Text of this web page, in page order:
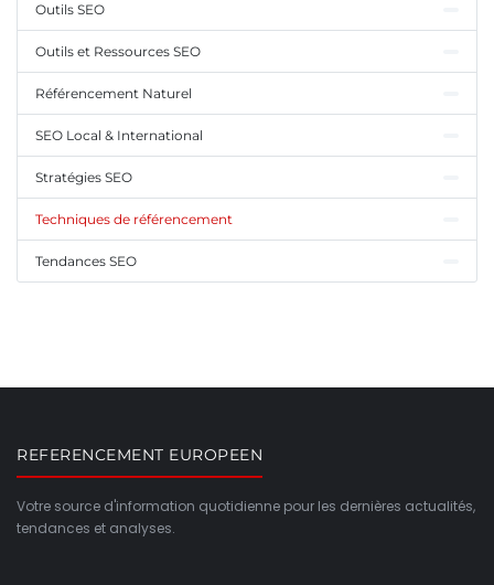
Outils SEO
Outils et Ressources SEO
Référencement Naturel
SEO Local & International
Stratégies SEO
Techniques de référencement
Tendances SEO
REFERENCEMENT EUROPEEN
Votre source d'information quotidienne pour les dernières actualités,
tendances et analyses.